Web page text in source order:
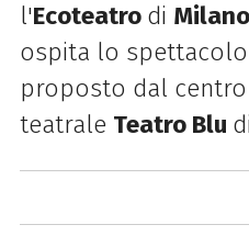
l'Ecoteatro di Milano
ospita lo spettacolo
proposto dal
teatrale Teatro Blu